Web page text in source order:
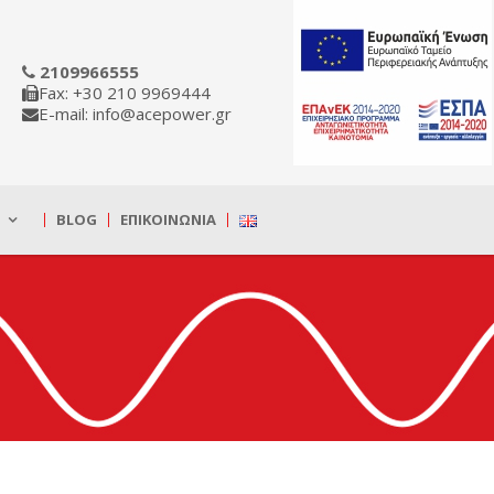
2109966555
Fax: +30 210 9969444
E-mail: info@acepower.gr
BLOG ΕΠΙΚΟΙΝΩΝΊΑ